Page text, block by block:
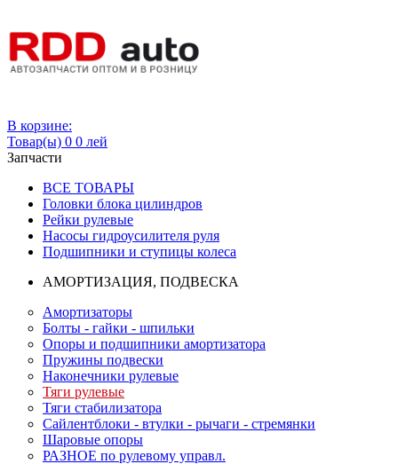
В корзине:
Товар(ы) 0 0 лей
Запчасти
ВСЕ ТОВАРЫ
Головки блока цилиндров
Рейки рулевые
Насосы гидроусилителя руля
Подшипники и ступицы колеса
АМОРТИЗАЦИЯ, ПОДВЕСКА
Амортизаторы
Болты - гайки - шпильки
Опоры и подшипники амортизатора
Пружины подвески
Наконечники рулевые
Тяги рулевые
Тяги стабилизатора
Сайлентблоки - втулки - рычаги - стремянки
Шаровые опоры
РАЗНОЕ по рулевому управл.